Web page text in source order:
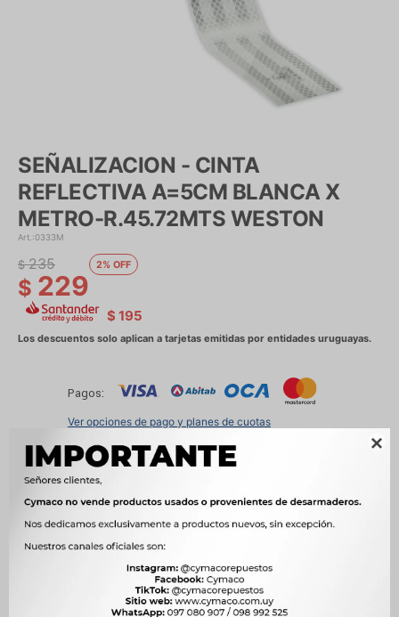

SEÑALIZACION - CINTA
REFLECTIVA A=5CM BLANCA X
METRO-R.45.72MTS WESTON
0333M
$ 229
$ 235 2
$ 195
Pagos:
Ver opciones de pago y planes de cuotas
Métodos y costos de envío
Ver mas productos de la marca Weston